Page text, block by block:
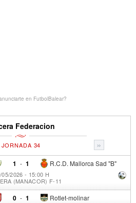
en FutbolBalear?
Federacion
»
JORNADA 34
1 - R.C.D. Mallorca Sad "B"
1
05/2026 - 15:00 H
(MANACOR) F-11
0 - Rotlet-molinar
1